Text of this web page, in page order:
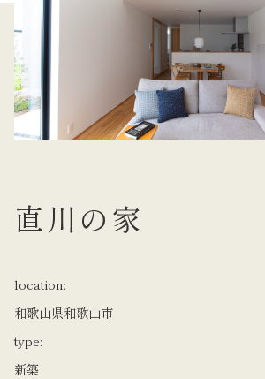
直川の家
location:
和歌山県和歌山市
type:
新築